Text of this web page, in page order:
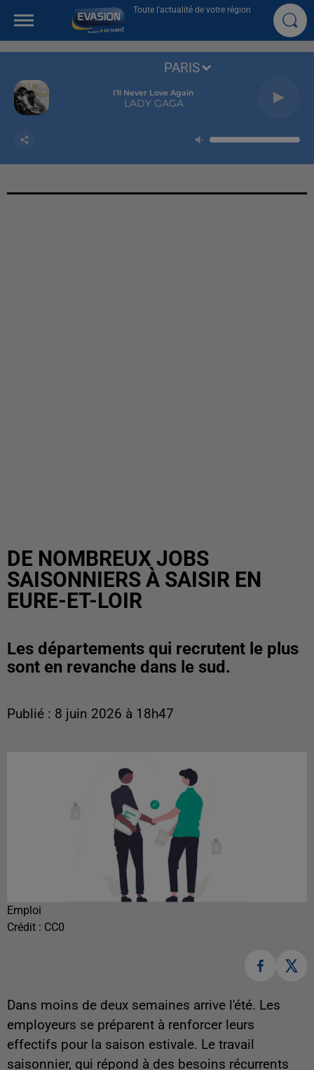
Toute l'actualité de votre région
I'll Never Love Again
LADY GAGA
PARIS
DE NOMBREUX JOBS
SAISONNIERS À SAISIR EN
EURE-ET-LOIR
Les départements qui recrutent le plus
sont en revanche dans le sud.
Publié : 8 juin 2026 à 18h47
Emploi
Crédit : CC0
Dans moins de deux semaines arrive l'été. Les
employeurs se préparent à renforcer leurs
effectifs pour la saison estivale. Le travail
saisonnier, qui répond à des besoins récurrents